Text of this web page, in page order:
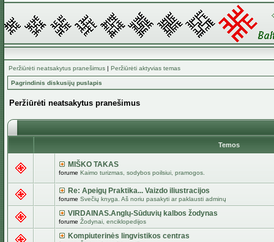
Peržiūrėti neatsakytus pranešimus | Peržiūrėti aktyvias temas
Pagrindinis diskusijų puslapis
Peržiūrėti neatsakytus pranešimus
Temos
MIŠKO TAKAS
forume Kaimo turizmas, sodybos poilsiui, pramogos.
Re: Apeigų Praktika... Vaizdo iliustracijos
forume Svečių knyga. Aš noriu pasakyti ar paklausti adminų
VIRDAINAS.Anglų-Sūduvių kalbos žodynas
forume Žodynai, enciklopedijos
Kompiuterinės lingvistikos centras